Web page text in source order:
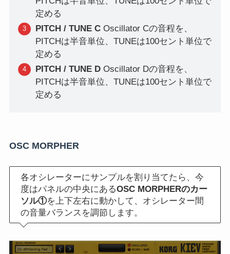
定める
PITCH / TUNE COscillator Cの音程を、
PITCHは半音単位、TUNEは100セント単位で
定める
PITCH / TUNE DOscillator Dの音程を、
PITCHは半音単位、TUNEは100セント単位で
定める
OSC MORPHER
各オシレーターにサンプルを割り当てたら、今
度はパネルの中央にあるOSC MORPHERのカー
ソル①を上下左右に動かして、オシレーター間
の音量バランスを調節します。